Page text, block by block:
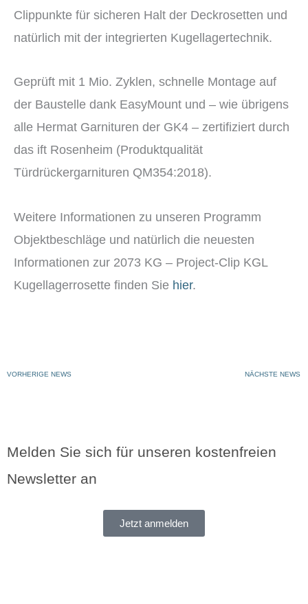
Clippunkte für sicheren Halt der Deckrosetten und
natürlich mit der integrierten Kugellagertechnik.
Geprüft mit 1 Mio. Zyklen, schnelle Montage auf
der Baustelle dank EasyMount und – wie übrigens
alle Hermat Garnituren der GK4 – zertifiziert durch
das ift Rosenheim (Produktqualität
Türdrückergarnituren QM354:2018).
Weitere Informationen zu unseren Programm
Objektbeschläge und natürlich die neuesten
Informationen zur 2073 KG – Project-Clip KGL
Kugellagerrosette finden Sie hier.
VORHERIGE NEWS NÄCHSTE NEWS
Melden Sie sich für unseren kostenfreien
Newsletter an
Jetzt anmelden